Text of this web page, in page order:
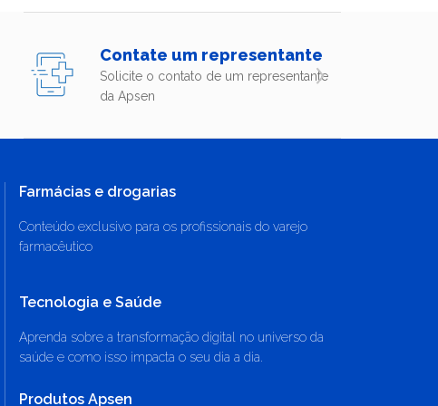
Contate um representante
Solicite o contato de um representante
da Apsen
Farmácias e drogarias
Conteúdo exclusivo para os profissionais do varejo
farmacêutico
Tecnologia e Saúde
Aprenda sobre a transformação digital no universo da
saúde e como isso impacta o seu dia a dia.
Produtos Apsen